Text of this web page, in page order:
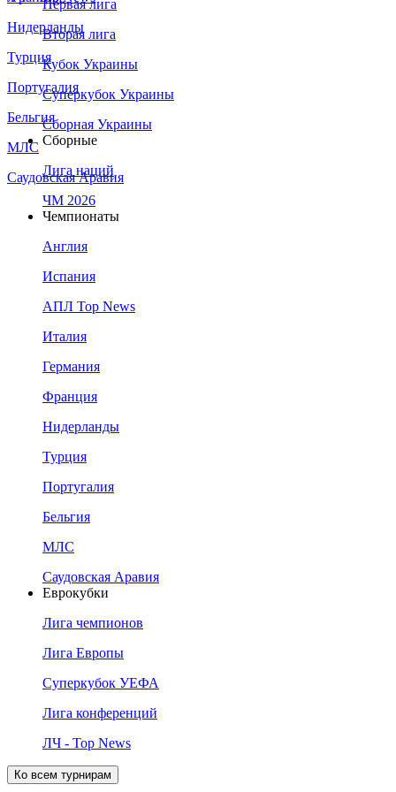
Нидерланды
Турция
Португалия
Бельгия
МЛС
Саудовская Аравия
Первая лига
Вторая лига
Кубок Украины
Суперкубок Украины
Сборная Украины
Сборные
Лига наций
ЧМ 2026
Чемпионаты
Англия
Испания
АПЛ Top News
Италия
Германия
Франция
Нидерланды
Турция
Португалия
Бельгия
МЛС
Саудовская Аравия
Еврокубки
Лига чемпионов
Лига Европы
Суперкубок УЕФА
Лига конференций
ЛЧ - Top News
Ко всем турнирам